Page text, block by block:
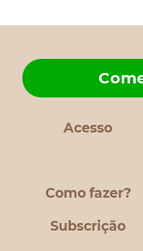
Acesso
Como fazer?
Subscrição